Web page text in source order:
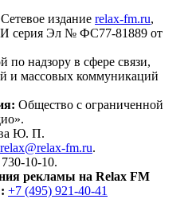
издание relax-fm.ru,
серия Эл № ФС77-81889 от
надзору в сфере связи,
и массовых коммуникаций
Общество с ограниченной
Ю. П.
relax@relax-fm.ru.
10-10.
рекламы на Relax FM
+7 (495) 921-40-41